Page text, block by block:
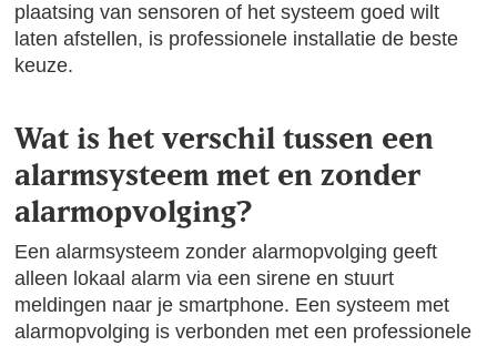
plaatsing van sensoren of het systeem goed wilt
laten afstellen, is professionele installatie de beste
keuze.
Wat is het verschil tussen een
alarmsysteem met en zonder
alarmopvolging?
Een alarmsysteem zonder alarmopvolging geeft
alleen lokaal alarm via een sirene en stuurt
meldingen naar je smartphone. Een systeem met
alarmopvolging is verbonden met een professionele